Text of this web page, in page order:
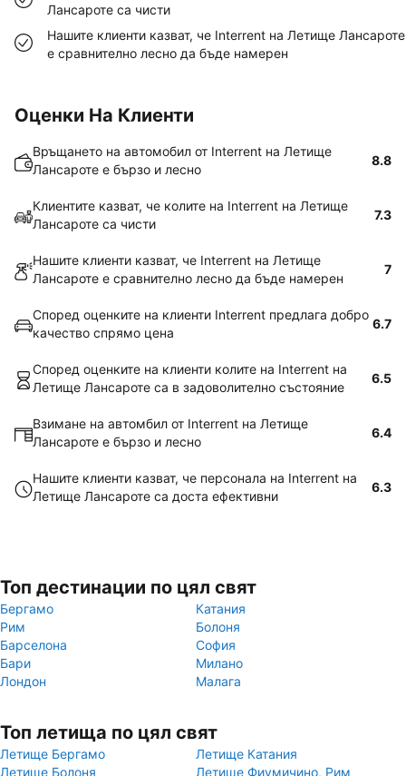
Лансароте са чисти
Нашите клиенти казват, че Interrent на Летище Лансароте
е сравнително лесно да бъде намерен
Оценки На Клиенти
Връщането на автомобил от Interrent на Летище
Лансароте е бързо и лесно
8.8
Клиентите казват, че колите на Interrent на Летище
Лансароте са чисти
7.3
Нашите клиенти казват, че Interrent на Летище
Лансароте е сравнително лесно да бъде намерен
7
Според оценките на клиенти Interrent предлага добро
качество спрямо цена
6.7
Според оценките на клиенти колите на Interrent на
Летище Лансароте са в задоволително състояние
6.5
Взимане на автомбил от Interrent на Летище
Лансароте е бързо и лесно
6.4
Нашите клиенти казват, че персонала на Interrent на
Летище Лансароте са доста ефективни
6.3
Топ дестинации по цял свят
Бергамо
Катания
Рим
Болоня
Барселона
София
Бари
Милано
Лондон
Малага
Топ летища по цял свят
Летище Бергамо
Летище Катания
Летище Болоня
Летище Фиумичино, Рим